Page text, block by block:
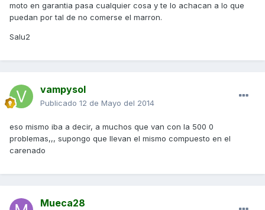
moto en garantia pasa cualquier cosa y te lo achacan a lo que
puedan por tal de no comerse el marron.
Salu2
vampysol
Publicado 12 de Mayo del 2014
eso mismo iba a decir, a muchos que van con la 500 0
problemas,,, supongo que llevan el mismo compuesto en el
carenado
Mueca28